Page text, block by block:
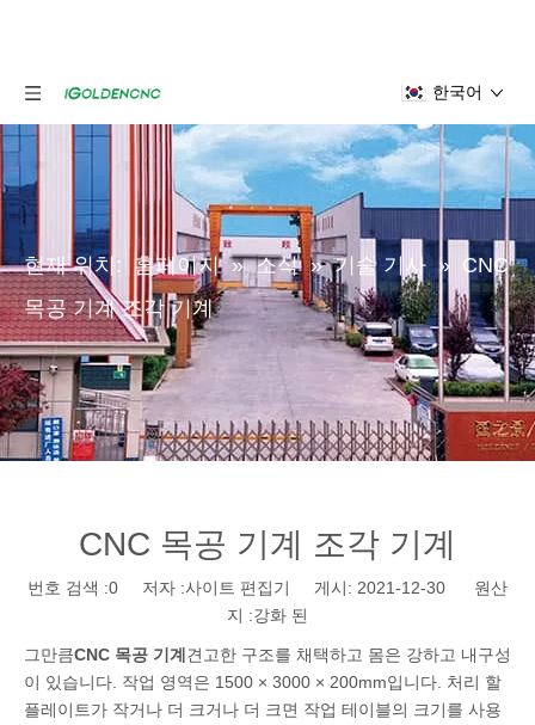
한국어
현재 위치: 홈페이지 » 소식 » 기술 기사 » CNC
목공 기계 조각 기계
CNC 목공 기계 조각 기계
번호 검색 :0 저자 :사이트 편집기 게시: 2021-12-30 원산
지 :강화 된
그만큼CNC 목공 기계 견고한 구조를 채택하고 몸은 강하고 내구성
이 있습니다. 작업 영역은 1500 × 3000 × 200mm입니다. 처리 할
플레이트가 작거나 더 크거나 더 크면 작업 테이블의 크기를 사용